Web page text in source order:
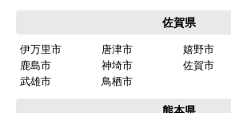
佐賀県
伊万里市 唐津市 嬉野市
鹿島市
神埼市 佐賀市
武雄市
鳥栖市